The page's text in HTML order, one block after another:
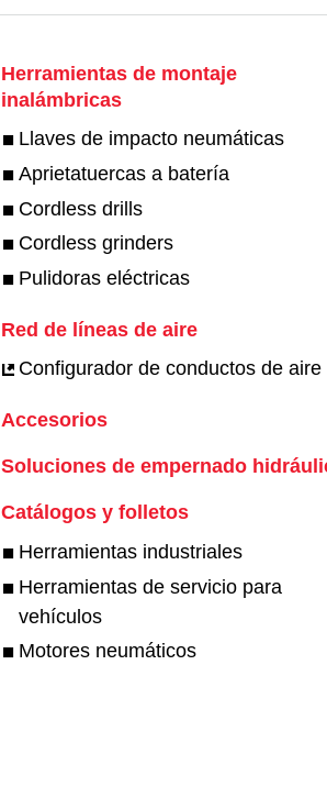
Herramientas de montaje
inalámbricas
Llaves de impacto neumáticas
Aprietatuercas a batería
Cordless drills
Cordless grinders
Pulidoras eléctricas
Red de líneas de aire
Configurador de conductos de aire
Accesorios
Soluciones de empernado
Catálogos y folletos
Herramientas industriales
Herramientas de servicio para
vehículos
Motores neumáticos